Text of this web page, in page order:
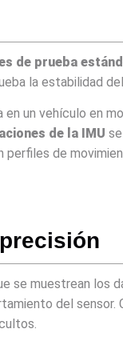
de prueba
la estabilidad
un vehículo en
de la IMU
de
se muestrean los
del sensor.